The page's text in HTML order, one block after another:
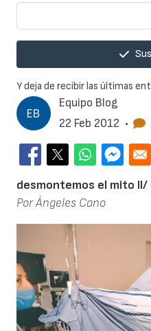
Equipo Blog
22 Feb 2012 •
desmontemos el mito II/
Por Ángeles Cano
Y deja de recibir las últimas